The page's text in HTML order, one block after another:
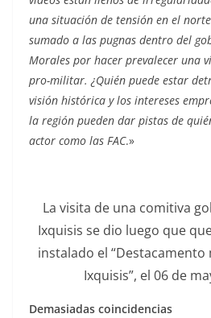
una situación de tensión en el
sumado a las pugnas dentro del
Morales por hacer prevalecer una
pro-militar. ¿Quién puede estar
visión histórica y los intereses
la región pueden dar pistas de
actor como las FAC.»
La visita de una comitiva
Ixquisis se dio luego que
instalado el
Ixquisis”, el 06 de
Demasiadas coincidencias